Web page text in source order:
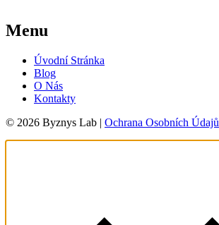
Menu
Úvodní Stránka
Blog
O Nás
Kontakty
© 2026 Byznys Lab | Ochrana Osobních Údajů